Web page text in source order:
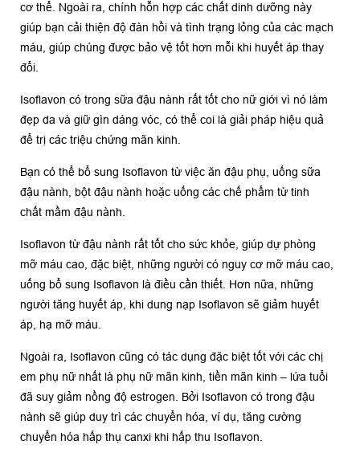
cơ thể. Ngoài ra, chính hỗn hợp các chất dinh dưỡng này
giúp bạn cải thiện độ đàn hồi và tình trạng lỏng của các mạch
máu, giúp chúng được bảo vệ tốt hơn mỗi khi huyết áp thay
đổi.
Isoflavon có trong sữa đậu nành rất tốt cho nữ giới vì nó làm
đẹp da và giữ gìn dáng vóc, có thể coi là giải pháp hiệu quả
để trị các triệu chứng mãn kinh.
Bạn có thể bổ sung Isoflavon từ việc ăn đậu phụ, uống sữa
đậu nành, bột đậu nành hoặc uống các chế phẩm từ tinh
chất mầm đậu nành.
Isoflavon từ đậu nành rất tốt cho sức khỏe, giúp dự phòng
mỡ máu cao, đặc biệt, những người có nguy cơ mỡ máu cao,
uống bổ sung Isoflavon là điều cần thiết. Hơn nữa, những
người tăng huyết áp, khi dung nạp Isoflavon sẽ giảm huyết
áp, hạ mỡ máu.
Ngoài ra, Isoflavon cũng có tác dụng đặc biệt tốt với các chị
em phụ nữ nhất là phụ nữ mãn kinh, tiền mãn kinh – lứa tuổi
đã suy giảm nồng độ estrogen. Bởi Isoflavon có trong đậu
nành sẽ giúp duy trì các chuyển hóa, ví dụ, tăng cường
chuyển hóa hấp thụ canxi khi hấp thu Isoflavon.